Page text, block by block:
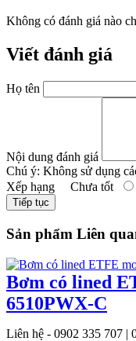
Không có đánh giá nào
Viết đánh giá
Họ tên
Nội dung đánh giá
Chú ý: Không sử dụng
Xếp hạng Chưa tốt
Tiếp tục
Sản phẩm Liên
Bơm có lined
6510PWX-C
Liên hệ - 0902 335 707 |